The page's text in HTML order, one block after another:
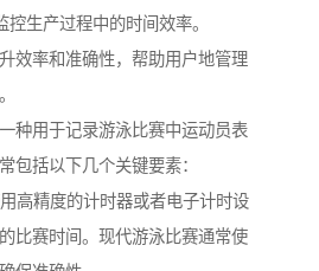
生产过程中的时间效率。
效率和准确性，帮助用户地管理
种用于记录游泳比赛中运动员表
包括以下几个关键要素：
高精度的计时器或者电子计时设
比赛时间。现代游泳比赛通常使